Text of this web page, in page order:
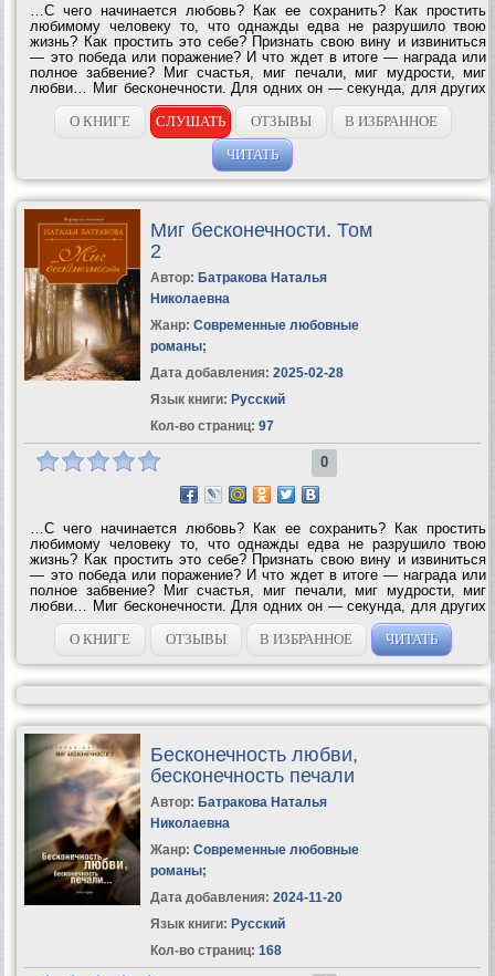
…С чего начинается любовь? Как ее сохранить? Как простить
любимому человеку то, что однажды едва не разрушило твою
жизнь? Как простить это себе? Признать свою вину и извиниться
— это победа или поражение? И что ждет в итоге — награда или
полное забвение? Миг счастья, миг печали, миг мудрости, миг
любви… Миг бесконечности. Для одних он — секунда, для других
— вся оставшаяся...
О КНИГЕ
СЛУШАТЬ ОТЗЫВЫ
В ИЗБРАННОЕ
ЧИТАТЬ
Миг бесконечности. Том
2
Автор: Батракова Наталья
Николаевна
Жанр: Современные любовные
романы;
Дата добавления: 2025-02-28
Язык книги: Русский
Кол-во страниц: 97
0
…С чего начинается любовь? Как ее сохранить? Как простить
любимому человеку то, что однажды едва не разрушило твою
жизнь? Как простить это себе? Признать свою вину и извиниться
— это победа или поражение? И что ждет в итоге — награда или
полное забвение? Миг счастья, миг печали, миг мудрости, миг
любви… Миг бесконечности. Для одних он — секунда, для других
— вся оставшаяся...
О КНИГЕ
ОТЗЫВЫ В ИЗБРАННОЕ ЧИТАТЬ
Бесконечность любви,
бесконечность печали
Автор: Батракова Наталья
Николаевна
Жанр: Современные любовные
романы;
Дата добавления: 2024-11-20
Язык книги: Русский
Кол-во страниц: 168